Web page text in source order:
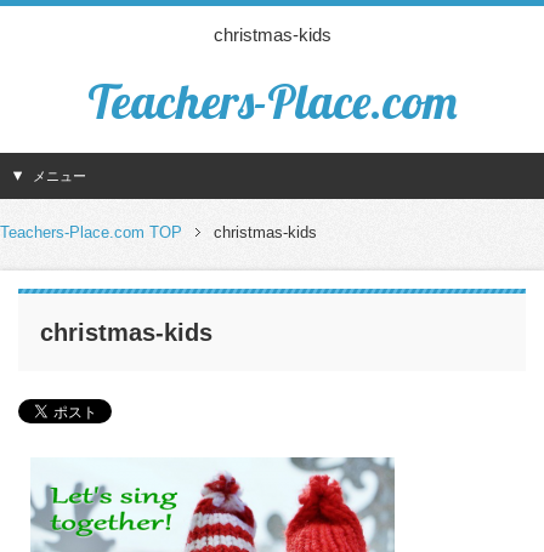
christmas-kids
Teachers-Place.com
メニュー
Teachers-Place.com TOP christmas-kids
christmas-kids